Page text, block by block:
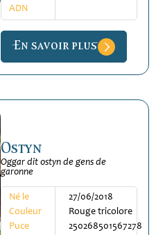
ADN
En savoir plus
Ostyn
Oggar dit ostyn de gens de
garonne
Né le
Couleur
Puce
27/06/2018
Rouge tricolore
250268501567278